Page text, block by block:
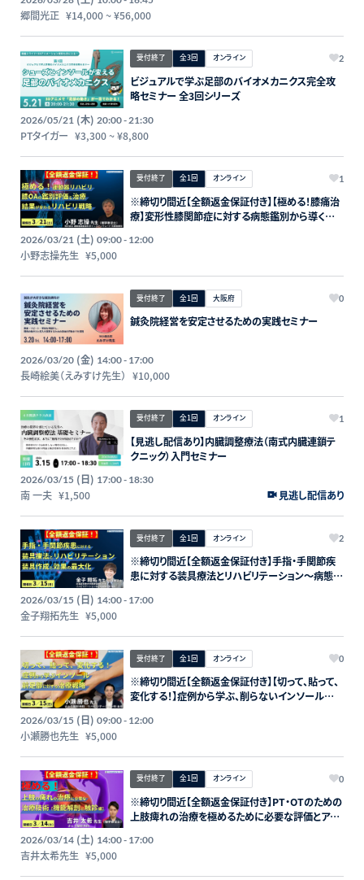
郷間光正 ¥14,000~¥56,000
受付終了 全3回 オンライン 2
ビジュアルで学ぶ足部のバイオメカニクス完全攻
略セミナー 全3回シリーズ
2026/05/21 (木) 20:00 - 21:30
PTタイガー ¥3,300~¥8,800
受付終了 全1回 オンライン 1
※締切り間近【全額返金保証付き】【極める！膝痛治
療】変形性膝関節症に対する病態鑑別から導く評
～講師：⼩野志操先生【主催：セラピストフォーライ
2026/03/21 (土) 09:00 - 12:00
⼩野志操先生 ¥5,000
受付終了 全1回 大阪府 0
鍼灸院経営を安定させるための実践セミナー
2026/03/20 (金) 14:00 - 17:00
長崎絵美（えみすけ先生） ¥10,000
受付終了 全1回 オンライン 1
【見逃し配信あり】内臓調整療法（南式内臓連鎖テ
クニック）入門セミナー
2026/03/15 (日) 17:00 - 18:30
南 一夫 ¥1,500 見逃し配信あり
受付終了 全1回 オンライン 2
※締切り間近【全額返金保証付き】手指・手関節疾
患に対する装具療法とリハビリテーション～病態に
先生【主催：セラピストフォーライフ】
2026/03/15 (日) 14:00 - 17:00
金子翔拓先生 ¥5,000
受付終了 全1回 オンライン 0
※締切り間近【全額返金保証付き】【切って、貼って、
変化する！】症例から学ぶ、削らないインソール療
対するリハビリテーション～講師：小瀬勝也先生
2026/03/15 (日) 09:00 - 12:00
小瀬勝也先生 ¥5,000
受付終了 全1回 オンライン 0
※締切り間近【全額返金保証付き】PT・OTのための
上肢痺れの治療を極めるために必要な評価とアプ
群のリハビリテーション～講師：吉井太希先生【主
2026/03/14 (土) 14:00 - 17:00
吉井太希先生 ¥5,000